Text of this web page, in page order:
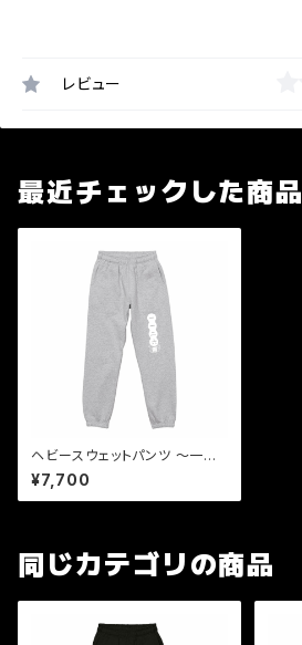
レビュー
最近チェックした商品
ヘビースウェットパンツ 〜一一
二六〜
¥7,700
同じカテゴリの商品